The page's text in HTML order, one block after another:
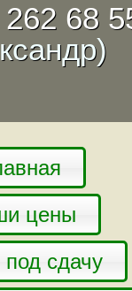
68
цены
сдачу